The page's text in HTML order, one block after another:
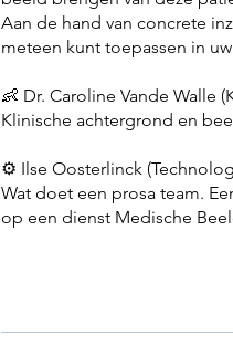
Aan de hand van concrete
meteen kunt toepassen in
👶 Dr. Caroline Vande Walle
Klinische achtergrond en
⚙️ Ilse Oosterlinck
Wat doet een prosa team.
op een dienst Medische